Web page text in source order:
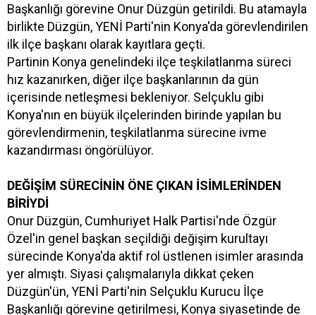
Başkanlığı görevine Onur Düzgün getirildi. Bu atamayla
birlikte Düzgün, YENİ Parti'nin Konya'da görevlendirilen
ilk ilçe başkanı olarak kayıtlara geçti.
Partinin Konya genelindeki ilçe teşkilatlanma süreci
hız kazanırken, diğer ilçe başkanlarının da gün
içerisinde netleşmesi bekleniyor. Selçuklu gibi
Konya'nın en büyük ilçelerinden birinde yapılan bu
görevlendirmenin, teşkilatlanma sürecine ivme
kazandırması öngörülüyor.
DEĞİŞİM SÜRECİNİN ÖNE ÇIKAN İSİMLERİNDEN
BİRİYDİ
Onur Düzgün, Cumhuriyet Halk Partisi'nde Özgür
Özel'in genel başkan seçildiği değişim kurultayı
sürecinde Konya'da aktif rol üstlenen isimler arasında
yer almıştı. Siyasi çalışmalarıyla dikkat çeken
Düzgün'ün, YENİ Parti'nin Selçuklu Kurucu İlçe
Başkanlığı görevine getirilmesi, Konya siyasetinde de